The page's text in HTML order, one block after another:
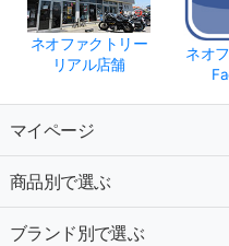
ネオファクトリー
リアル店舗
ネオ
マイページ
商品別で選ぶ
ブランド別で選ぶ